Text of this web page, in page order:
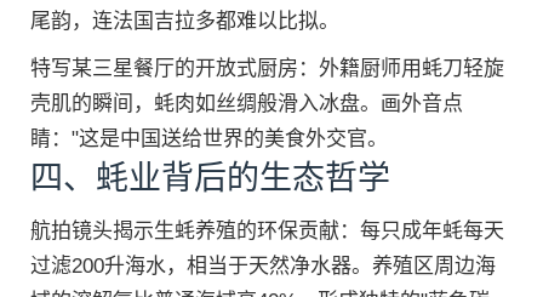
尾韵，连法国吉拉多都难以比拟。
特写某三星餐厅的开放式厨房：外籍厨师用蚝刀轻旋
壳肌的瞬间，蚝肉如丝绸般滑入冰盘。画外音点
睛："这是中国送给世界的美食外交官。
四、蚝业背后的生态哲学
航拍镜头揭示生蚝养殖的环保贡献：每只成年蚝每天
过滤200升海水，相当于天然净水器。养殖区周边海